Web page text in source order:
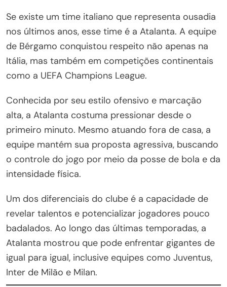
Se existe um time italiano que representa ousadia
nos últimos anos, esse time é a Atalanta. A equipe
de Bérgamo conquistou respeito não apenas na
Itália, mas também em competições continentais
como a UEFA Champions League.
Conhecida por seu estilo ofensivo e marcação
alta, a Atalanta costuma pressionar desde o
primeiro minuto. Mesmo atuando fora de casa, a
equipe mantém sua proposta agressiva, buscando
o controle do jogo por meio da posse de bola e da
intensidade física.
Um dos diferenciais do clube é a capacidade de
revelar talentos e potencializar jogadores pouco
badalados. Ao longo das últimas temporadas, a
Atalanta mostrou que pode enfrentar gigantes de
igual para igual, inclusive equipes como Juventus,
Inter de Milão e Milan.